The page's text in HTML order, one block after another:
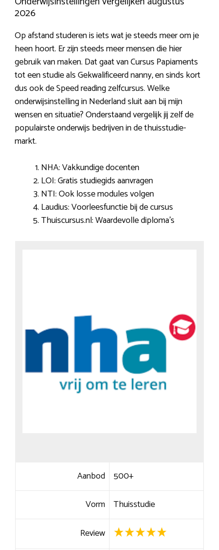
2026
Op afstand studeren is iets wat je steeds meer om je
heen hoort. Er zijn steeds meer mensen die hier
gebruik van maken. Dat gaat van Cursus Papiaments
tot een studie als Gekwalificeerd nanny, en sinds kort
dus ook de Speed reading zelfcursus. Welke
onderwijsinstelling in Nederland sluit aan bij mijn
wensen en situatie? Onderstaand vergelijk jij zelf de
populairste onderwijs bedrijven in de thuisstudie-
markt.
NHA: Vakkundige docenten
LOI: Gratis studiegids aanvragen
NTI: Ook losse modules volgen
Laudius: Voorleesfunctie bij de cursus
Thuiscursus.nl: Waardevolle diploma’s
Aanbod 500+
Vorm Thuisstudie
Review